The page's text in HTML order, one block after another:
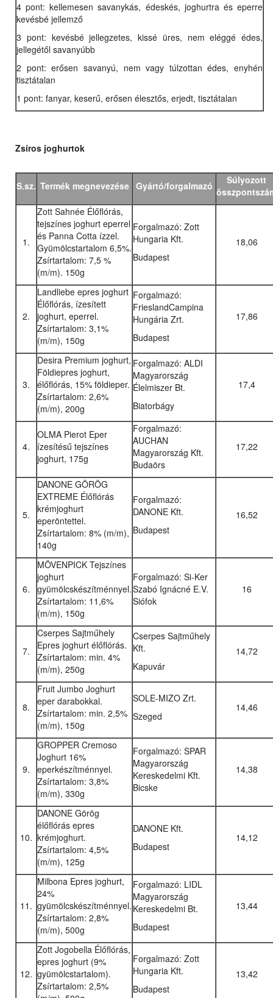
4 pont: kellemesen savanykás, édeskés, joghurtra és eperre
kevésbé jellemző
3 pont: kevésbé jellegzetes, kissé üres, nem eléggé édes,
jellegétől savanyúbb
2 pont: erősen savanyú, nem vagy túlzottan édes, enyhén
tisztátalan
1 pont: fanyar, keserű, erősen élesztős, erjedt, tisztátalan
Zsíros joghurtok
S.sz. Termék megnevezése Gyártó/forgalmazó
Súlyozott
1.
Zott Sahnée Élőflórás,
tejszínes joghurt eperrel
és Panna Cotta ízzel.
Gyümölcstartalom 6,5%.
Zsírtartalom: 7,5 %
(m/m). 150g
Forgalmazó: Zott
Hungaria Kft.
Budapest
18,06
2.
Landliebe epres joghurt
Élőflórás, ízesített
joghurt, eperrel.
Zsírtartalom: 3,1%
(m/m), 150g
Forgalmazó:
FrieslandCampina
Hungária Zrt.
Budapest
17,86
3.
Desira Premium joghurt,
Földiepres joghurt,
élőflórás, 15% földieper.
Zsírtartalom: 2,6%
(m/m), 200g
Forgalmazó: ALDI
Magyarország
Élelmiszer Bt.
Biatorbágy
17,4
4.
OLMA Pierot Eper
ízesítésű tejszínes
joghurt, 175g
Forgalmazó:
AUCHAN
Magyarország Kft.
Budaörs
17,22
5.
DANONE GÖRÖG
EXTREME Élőflórás
krémjoghurt
eperöntettel.
Zsírtartalom: 8% (m/m),
140g
Forgalmazó:
DANONE Kft.
Budapest
16,52
6.
MÖVENPICK Tejszínes
joghurt
gyümölcskészítménnyel.
Zsírtartalom: 11,6%
(m/m), 150g
Forgalmazó: Si-Ker
Szabó Ignácné E.V.
Siófok
16
7.
Cserpes Sajtműhely
Epres joghurt élőflórás.
Zsírtartalom: min. 4%
(m/m), 250g
Cserpes Sajtműhely
Kft.
Kapuvár
14,72
8.
Fruit Jumbo Joghurt
eper darabokkal.
Zsírtartalom: min. 2,5%
(m/m), 150g
SOLE-MIZO Zrt.
Szeged
14,46
9.
GROPPER Cremoso
Joghurt 16%
eperkészítménnyel.
Zsírtartalom: 3,8%
(m/m), 330g
Forgalmazó: SPAR
Magyarország
Kereskedelmi Kft.
Bicske
14,38
10.
DANONE Görög
élőflórás epres
krémjoghurt.
Zsírtartalom: 4,5%
(m/m), 125g
DANONE Kft.
Budapest
14,12
11.
Milbona Epres joghurt,
24%
gyümölcskészítménnyel.
Zsírtartalom: 2,8%
(m/m), 500g
Forgalmazó: LIDL
Magyarország
Kereskedelmi Bt.
Budapest
13,44
12.
Zott Jogobella Élőflórás,
epres joghurt (9%
gyümölcstartalom).
Zsírtartalom: 2,5%
Forgalmazó: Zott
Hungaria Kft.
Budapest
13,42